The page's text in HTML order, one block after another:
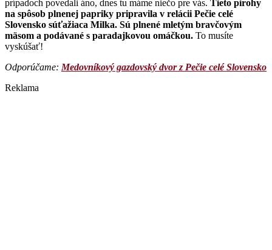
prípadoch povedali áno, dnes tu máme niečo pre vás. Tieto pirohy
na spôsob plnenej papriky pripravila v relácii Pečie celé
Slovensko súťažiaca Milka. Sú plnené mletým bravčovým
mäsom a podávané s paradajkovou omáčkou. To musíte
vyskúšať!
Odporúčame: ​Medovníkový gazdovský dvor z Pečie celé Slovensko
Reklama